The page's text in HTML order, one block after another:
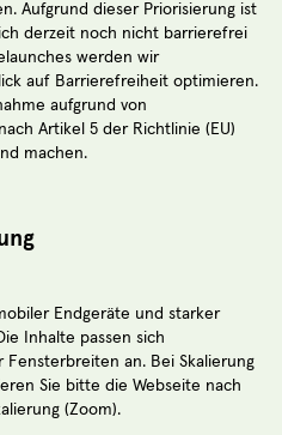
Aufgrund dieser Priorisierung ist
derzeit noch nicht barrierefrei
werden wir
auf Barrierefreiheit optimieren.
aufgrund von
Artikel 5 der Richtlinie (EU)
machen.
Endgeräte und starker
Inhalte passen sich
an. Bei Skalierung
Sie bitte die Webseite nach
(Zoom).